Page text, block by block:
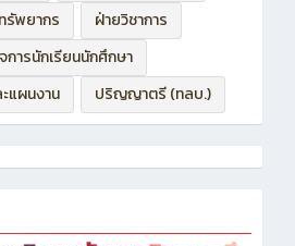
ลบุรี
แผนกวิชาที่เปิดสอน
รัพยากร
ฝ่ายวิชาการ
การนักเรียนนักศึกษา
แผนงาน
ปริญญาตรี (ทลบ.)